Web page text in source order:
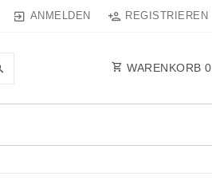
ANMELDEN REGISTRIEREN
WARENKORB 0